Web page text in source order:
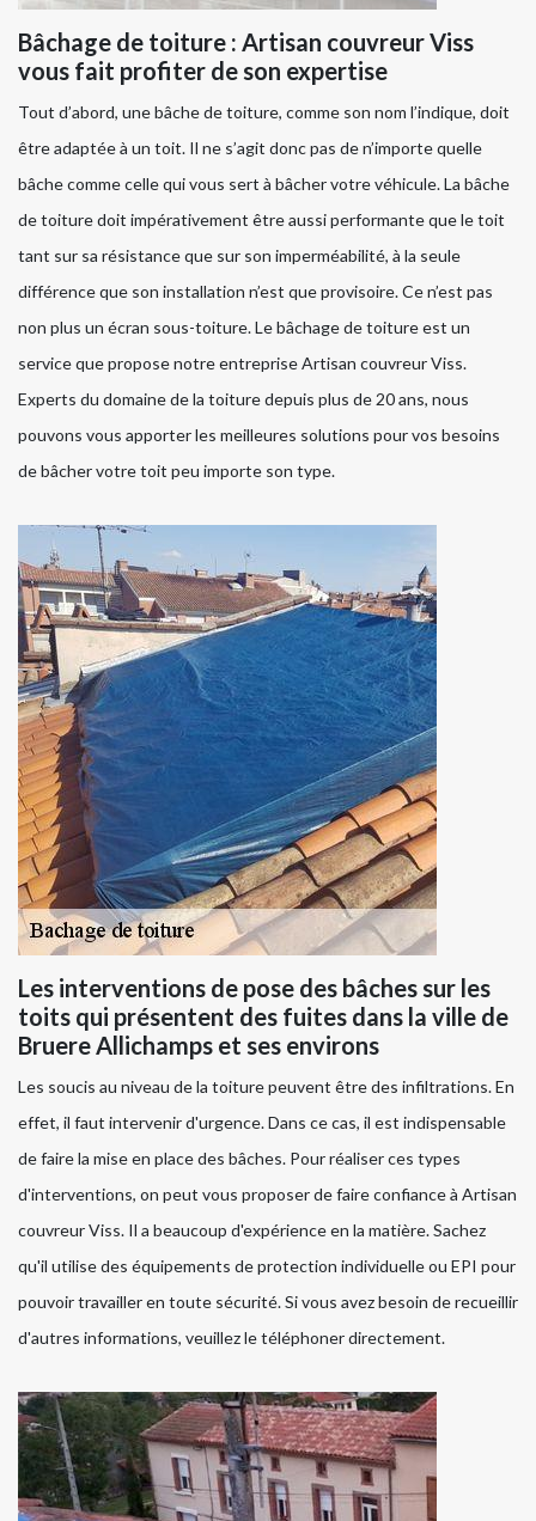
Bâchage de toiture : Artisan couvreur Viss
vous fait profiter de son expertise
Tout d’abord, une bâche de toiture, comme son nom l’indique, doit
être adaptée à un toit. Il ne s’agit donc pas de n’importe quelle
bâche comme celle qui vous sert à bâcher votre véhicule. La bâche
de toiture doit impérativement être aussi performante que le toit
tant sur sa résistance que sur son imperméabilité, à la seule
différence que son installation n’est que provisoire. Ce n’est pas
non plus un écran sous-toiture. Le bâchage de toiture est un
service que propose notre entreprise Artisan couvreur Viss.
Experts du domaine de la toiture depuis plus de 20 ans, nous
pouvons vous apporter les meilleures solutions pour vos besoins
de bâcher votre toit peu importe son type.
Les interventions de pose des bâches sur les
toits qui présentent des fuites dans la ville de
Bruere Allichamps et ses environs
Les soucis au niveau de la toiture peuvent être des infiltrations. En
effet, il faut intervenir d'urgence. Dans ce cas, il est indispensable
de faire la mise en place des bâches. Pour réaliser ces types
d'interventions, on peut vous proposer de faire confiance à Artisan
couvreur Viss. Il a beaucoup d'expérience en la matière. Sachez
qu'il utilise des équipements de protection individuelle ou EPI pour
pouvoir travailler en toute sécurité. Si vous avez besoin de recueillir
d'autres informations, veuillez le téléphoner directement.